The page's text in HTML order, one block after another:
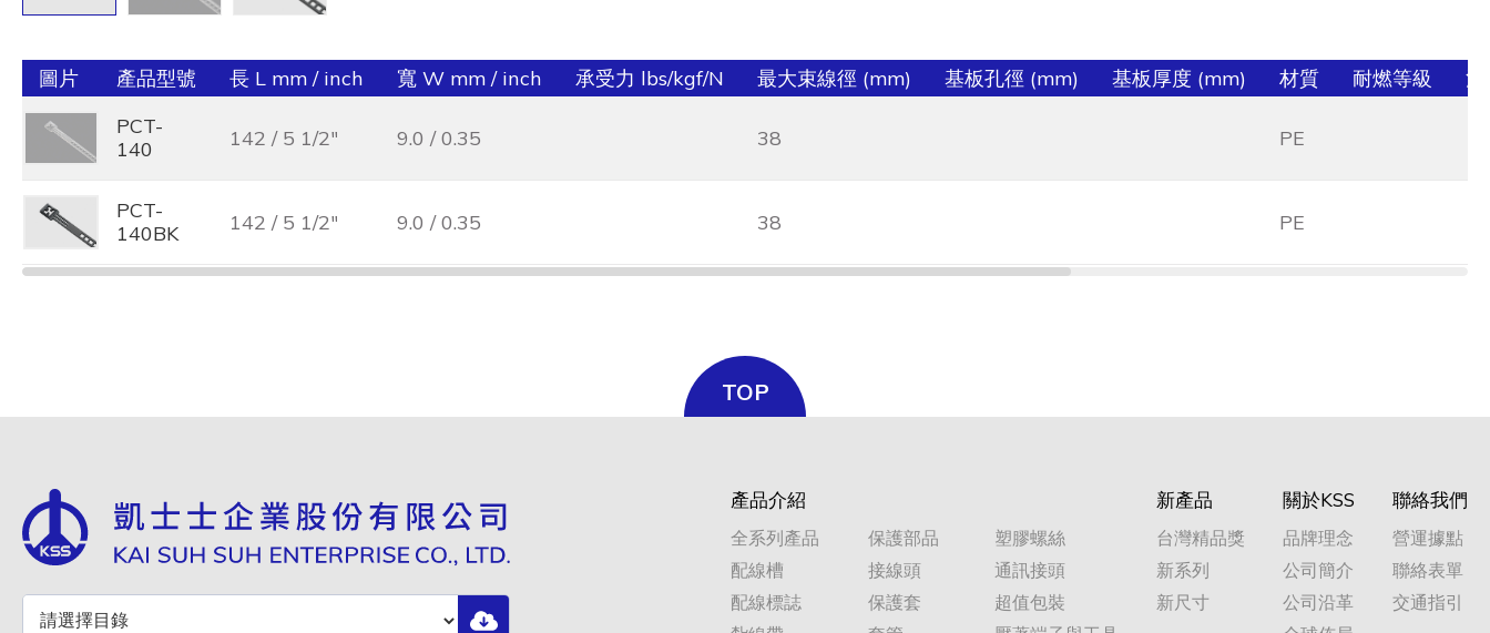
圖片 產品型號 長 L mm / inch 寬 W mm / inch 承受力 lbs/kgf/N 最大束線徑 (mm) 基板孔徑 (mm) 基板厚度 (mm) 材質 耐燃等級
溫
PCT-
140
142 / 5 1/2" 9.0 / 0.35 38 PE
PCT-
140BK
142 / 5 1/2" 9.0 / 0.35 38 PE
TOP
產品介紹
全系列產品
配線槽
配線標誌
保護部品
接線頭
保護套
塑膠螺絲
通訊接頭
超值包裝
新產品
台灣精品獎
新系列
新尺寸
關於KSS
品牌理念
公司簡介
公司沿革
聯絡我們
營運據點
聯絡表單
交通指引